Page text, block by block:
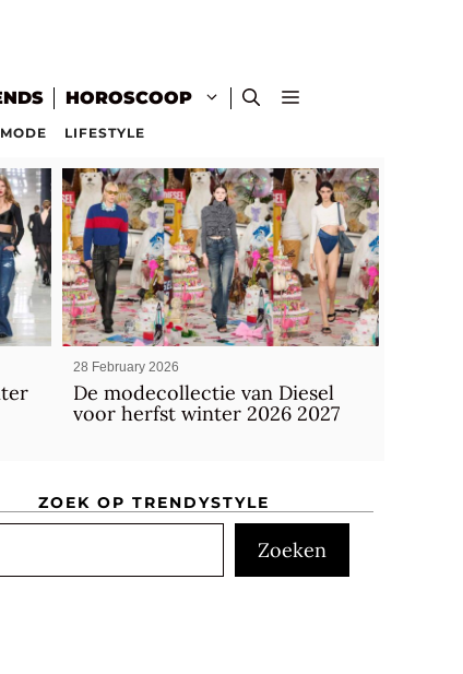
HOROSCOOP
LIFESTYLE
28 February 2026
De modecollectie van Diesel
voor herfst winter 2026 2027
ZOEK OP TRENDYSTYLE
Zoeken